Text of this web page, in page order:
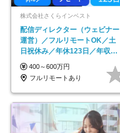
株式会社さくらインベスト
配信ディレクター（ウェビナー
運営）／フルリモートOK／土
日祝休み／年休123日／年収
600万円可
400～600万円
フルリモートあり